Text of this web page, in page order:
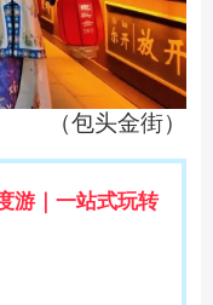
金街）
游｜一站式玩转